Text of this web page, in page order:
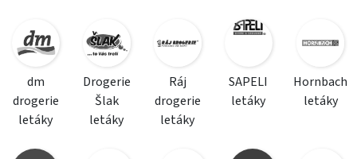
dm
drogerie
letáky
Drogerie
Šlak
letáky
Ráj
drogerie
letáky
SAPELI
letáky
Hornbach
letáky